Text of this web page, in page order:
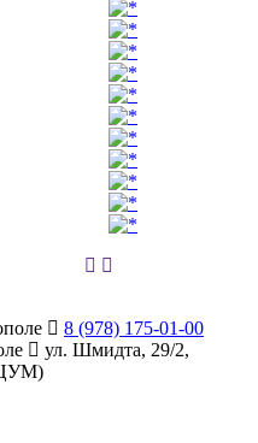
8 (978) 175-01-00
ул. Шмидта, 29/2,